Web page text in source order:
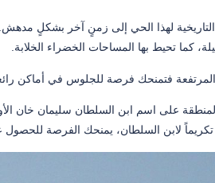
التاريخية لهذا الحي إلى زمنٍ آخر بشكلٍ مدهش.
كما تحيط بها المساحات الخضراء الخلابة.
فتمنحك فرصة للجلوس في أماكن رائعة
على اسم ابن السلطان سليمان خان
لابن السلطان، يمنحك الفرصة